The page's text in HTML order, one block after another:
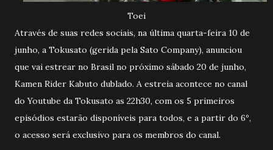
Toei
Através de suas redes sociais, na última quarta-feira 10 de
junho, a Tokusato (gerida pela Sato Company), anunciou
que vai estrear no Brasil no próximo sábado 20 de junho,
Kamen Rider Kabuto dublado. A estreia acontece no canal
do Youtube da Tokusato as 22h30, com os 5 primeiros
episódios estarão disponíveis para todos, e a partir do 6º,
o acesso será exclusivo para os membros do canal.